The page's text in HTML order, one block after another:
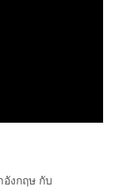
งกฤษ กับ